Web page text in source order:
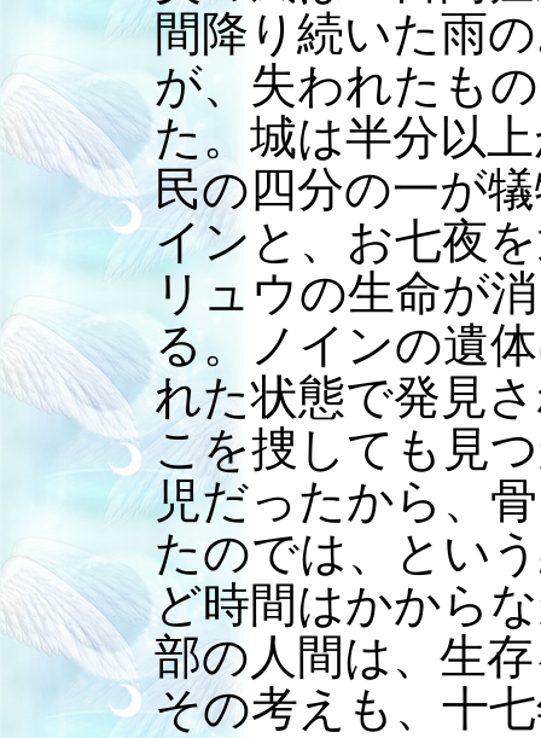
間降り続いた雨
が、失われたも
た。城は半分以
民の四分の一が
インと、お七夜
リュウの生命が
る。ノインの遺
れた状態で発見
こを捜しても見
児だったから、
たのでは、とい
ど時間はかから
部の人間は、生
その考えも、十